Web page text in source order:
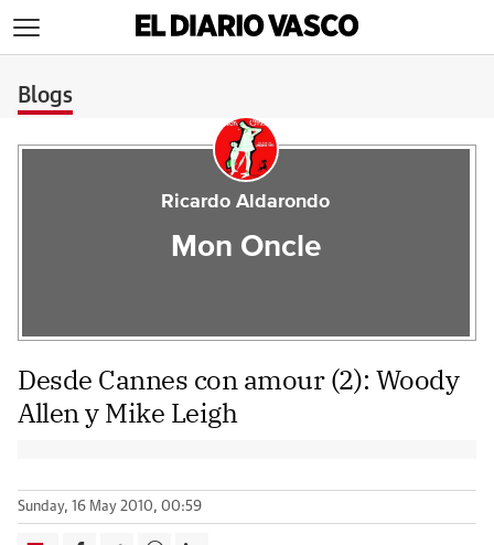
Blogs
Ricardo Aldarondo
Mon Oncle
Desde Cannes con amour (2): Woody
Allen y Mike Leigh
Sunday, 16 May 2010, 00:59